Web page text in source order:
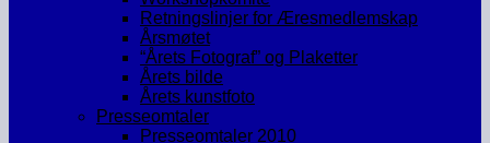
Retningslinjer for Æresmedlemskap
Årsmøtet
“Årets Fotograf” og Plaketter
Årets bilde
Årets kunstfoto
Presseomtaler
Presseomtaler 2010